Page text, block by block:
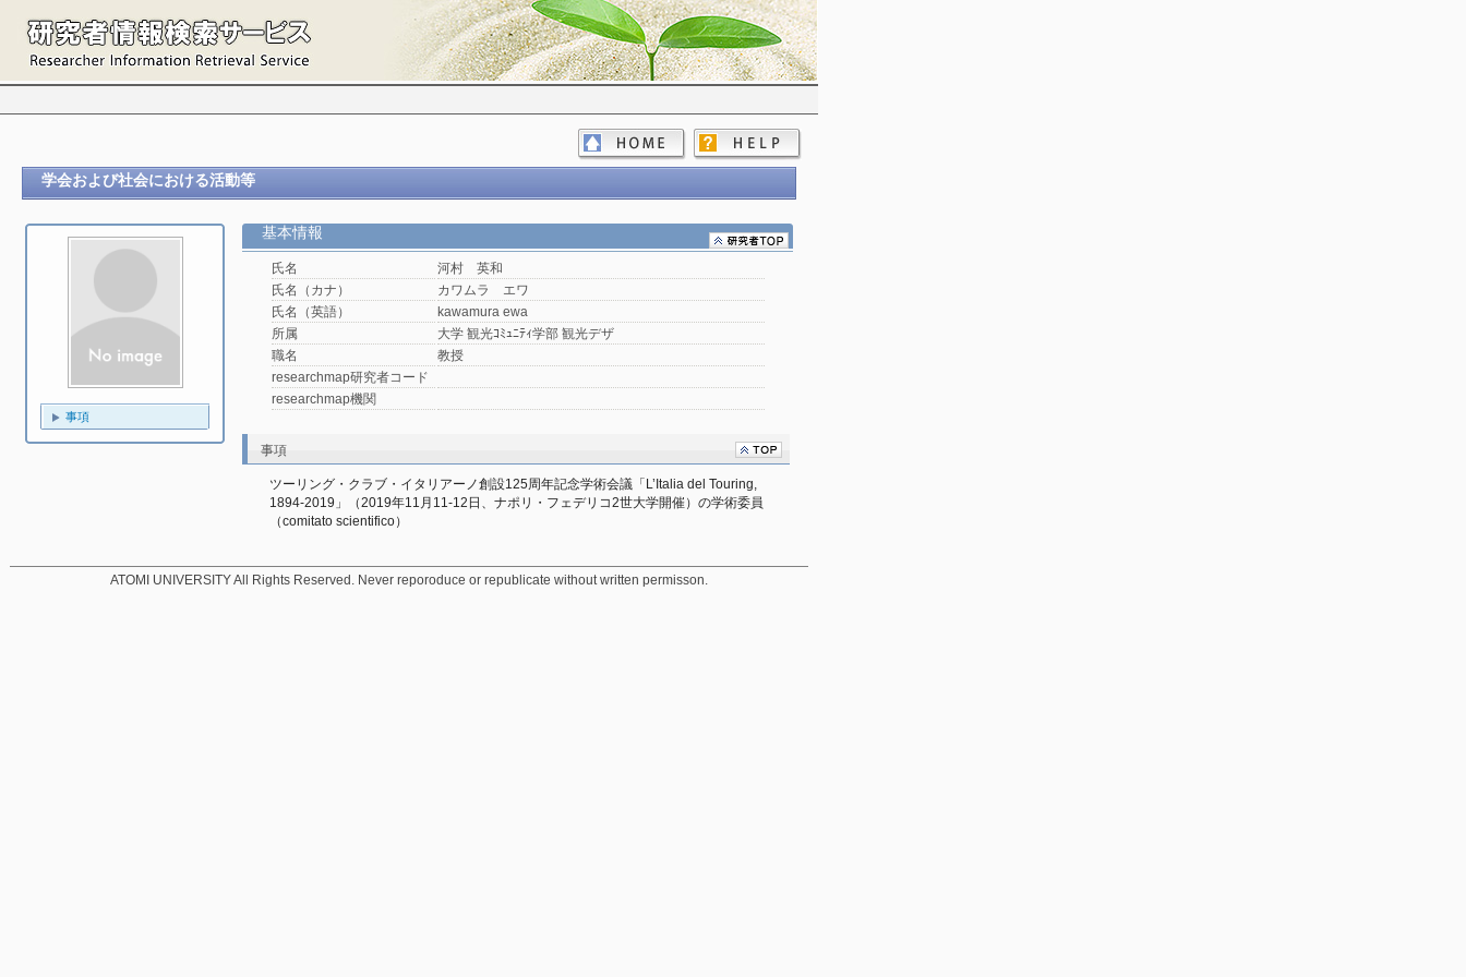
学会および社会における活動等
事項
基本情報
氏名
河村 英和
氏名（カナ）
カワムラ エワ
氏名（英語）
kawamura ewa
所属
大学 観光ｺﾐｭﾆﾃｨ学部 観光デザ
職名
教授
researchmap研究者コード
researchmap機関
事項
ツーリング・クラブ・イタリアーノ創設125周年記念学術会議「L’Italia del Touring,
1894-2019」（2019年11月11-12日、ナポリ・フェデリコ2世大学開催）の学術委員
（comitato scientifico）